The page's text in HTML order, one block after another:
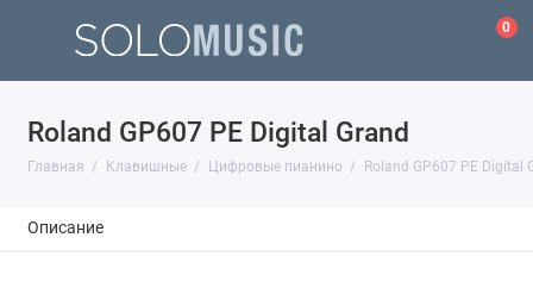
0
Roland GP607 PE Digital Grand
Главная Клавишные Цифровые пианино Roland GP607 PE Digital
Описание